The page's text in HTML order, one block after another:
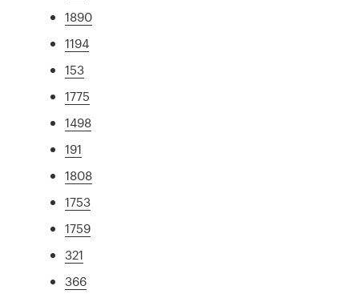
1890
1194
153
1775
1498
191
1808
1753
1759
321
366